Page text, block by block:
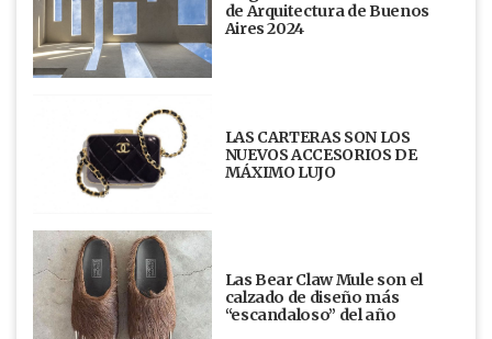
de Arquitectura de Buenos
Aires 2024
LAS CARTERAS SON LOS
NUEVOS ACCESORIOS DE
MÁXIMO LUJO
Las Bear Claw Mule son el
calzado de diseño más
“escandaloso” del año